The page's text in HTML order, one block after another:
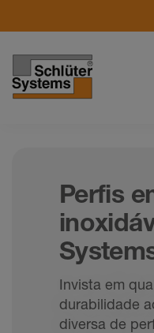
Perfis
Invista em
durabilidade
diversa de